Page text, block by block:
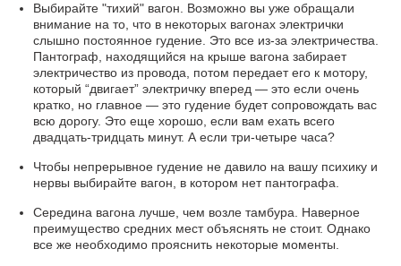
Выбирайте "тихий" вагон. Возможно вы уже обращали
внимание на то, что в некоторых вагонах электрички
слышно постоянное гудение. Это все из-за электричества.
Пантограф, находящийся на крыше вагона забирает
электричество из провода, потом передает его к мотору,
который “двигает” электричку вперед — это если очень
кратко, но главное — это гудение будет сопровождать вас
всю дорогу. Это еще хорошо, если вам ехать всего
двадцать-тридцать минут. А если три-четыре часа?
Чтобы непрерывное гудение не давило на вашу психику и
нервы выбирайте вагон, в котором нет пантографа.
Середина вагона лучше, чем возле тамбура. Наверное
преимущество средних мест объяснять не стоит. Однако
все же необходимо прояснить некоторые моменты.